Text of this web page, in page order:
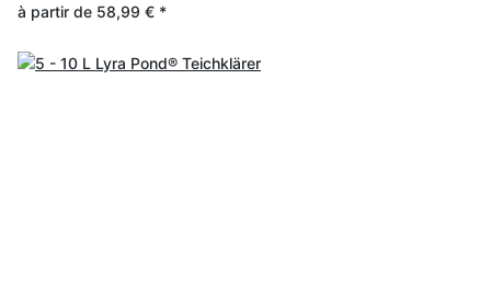
à partir de 58,99 € *